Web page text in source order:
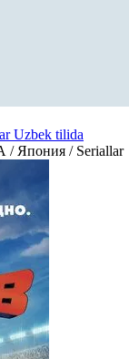
Uzbek tilida
/ Япония / Seriallar